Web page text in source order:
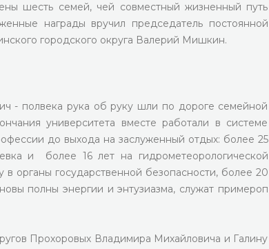
шесть семей, чей совместный жизненный путь
награды вручил председатель постоянной
городского округа Валерий Мишкин.
- полвека рука об руку шли по дороге семейной
университета вместе работали в системе
до выхода на заслуженный отдых: более 25
и более 16 лет на гидрометеорологической
органы государственной безопасности, более 20
полны энергии и энтузиазма, служат примероп
Прохоровых Владимира Михайловича и Галину